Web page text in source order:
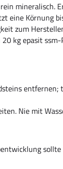
mineralisch.
eine Körnung
zum
kg epasit
Nie mit